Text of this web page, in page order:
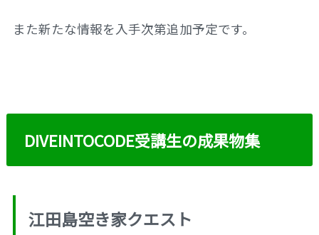
また新たな情報を入手次第追加予定です。
DIVEINTOCODE受講生の成果物集
江田島空き家クエスト